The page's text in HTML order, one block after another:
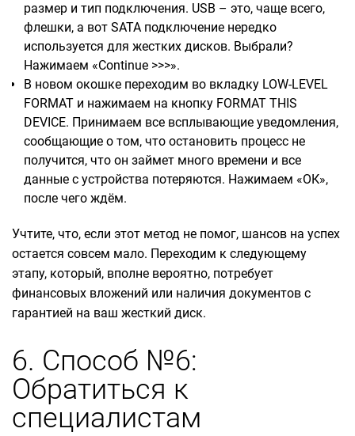
размер и тип подключения. USB – это, чаще всего,
флешки, а вот SATA подключение нередко
используется для жестких дисков. Выбрали?
Нажимаем «Continue >>>».
В новом окошке переходим во вкладку LOW-LEVEL
FORMAT и нажимаем на кнопку FORMAT THIS
DEVICE. Принимаем все всплывающие уведомления,
сообщающие о том, что остановить процесс не
получится, что он займет много времени и все
данные с устройства потеряются. Нажимаем «ОК»,
после чего ждём.
Учтите, что, если этот метод не помог, шансов на успех
остается совсем мало. Переходим к следующему
этапу, который, вполне вероятно, потребует
финансовых вложений или наличия документов с
гарантией на ваш жесткий диск.
6. Способ №6:
Обратиться к
специалистам